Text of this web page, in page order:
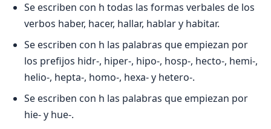
Se escriben con h todas las formas verbales de los
verbos haber, hacer, hallar, hablar y habitar.
Se escriben con h las palabras que empiezan por
los prefijos hidr-, hiper-, hipo-, hosp-, hecto-, hemi-,
helio-, hepta-, homo-, hexa- y hetero-.
Se escriben con h las palabras que empiezan por
hie- y hue-.